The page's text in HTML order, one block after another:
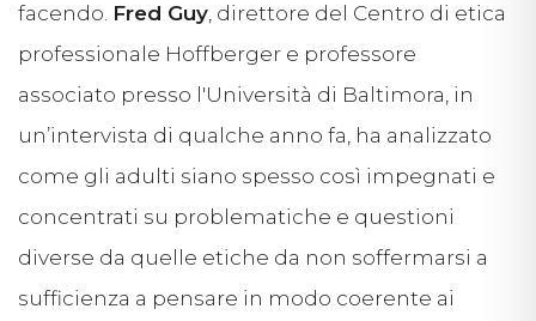
facendo. Fred Guy, direttore del Centro di etica
professionale Hoffberger e professore
associato presso l'Università di Baltimora, in
un’intervista di qualche anno fa, ha analizzato
come gli adulti siano spesso così impegnati e
concentrati su problematiche e questioni
diverse da quelle etiche da non soffermarsi a
sufficienza a pensare in modo coerente ai